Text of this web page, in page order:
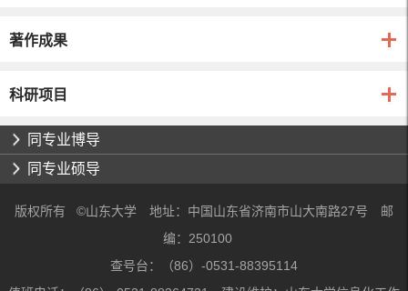
著作成果
科研项目
同专业博导
同专业硕导
版权所有 ©山东大学 地址：中国山东省济南市山大南路27号 邮
编：250100
查号台：（86）-0531-88395114